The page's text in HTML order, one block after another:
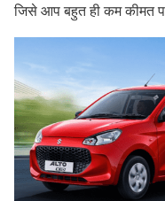
जिसे आप बहुत ही कम कीमत